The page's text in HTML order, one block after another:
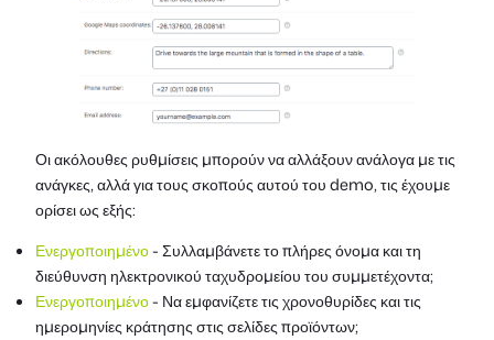
Οι ακόλουθες ρυθμίσεις μπορούν να αλλάξουν ανάλογα με τις
ανάγκες, αλλά για τους σκοπούς αυτού του demo, τις έχουμε
ορίσει ως εξής:
Ενεργοποιημένο- Συλλαμβάνετε το πλήρες όνομα και τη
διεύθυνση ηλεκτρονικού ταχυδρομείου του συμμετέχοντα;
Ενεργοποιημένο- Να εμφανίζετε τις χρονοθυρίδες και τις
ημερομηνίες κράτησης στις σελίδες προϊόντων;